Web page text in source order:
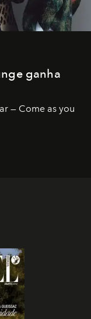
ganha
— Come as you